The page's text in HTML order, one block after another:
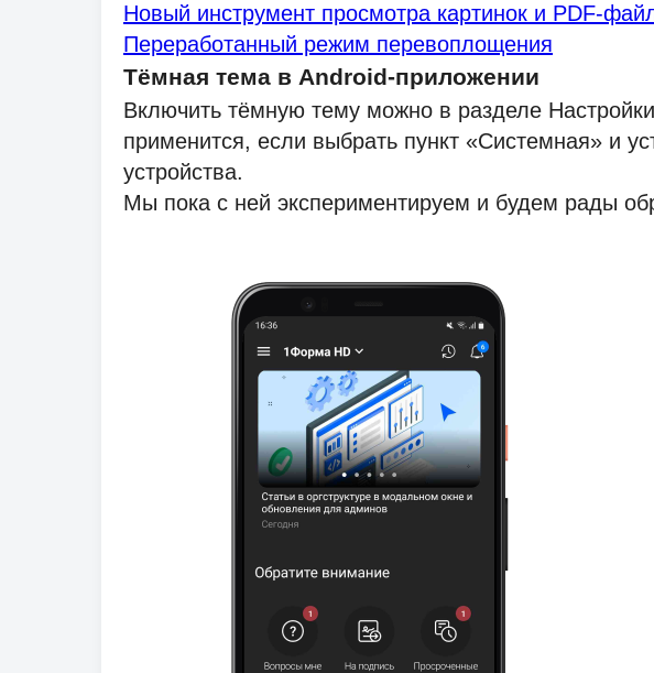
Новый инструмент просмотра картинок и PDF-
Переработанный режим перевоплощения
Тёмная тема в Android-приложении
Включить тёмную тему можно в разделе
применится, если выбрать пункт «Системная» и
устройства.
Мы пока с ней экспериментируем и будем рады